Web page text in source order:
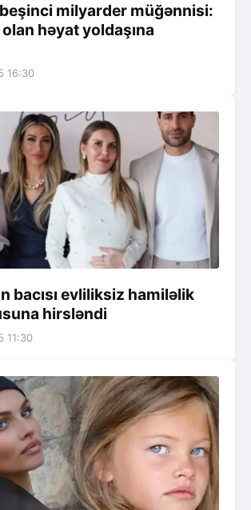
beşinci milyarder müğənnisi:
həyat yoldaşına
16:30
bacısı evliliksiz hamiləlik
hirsləndi
11:30